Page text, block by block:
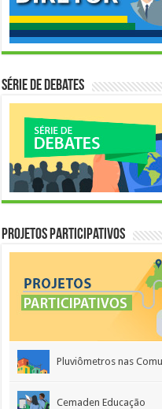
Série de Debates
Projetos Participativos
Pluviômetros nas
Cemaden Educação